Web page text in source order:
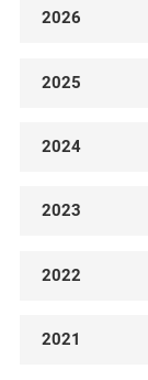
2026
2025
2024
2023
2022
2021